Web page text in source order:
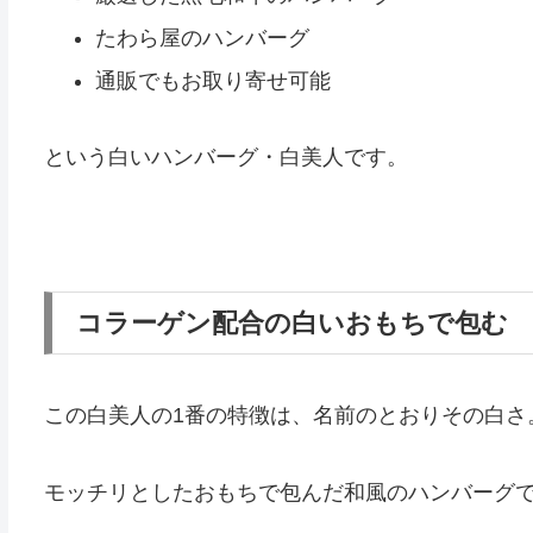
たわら屋のハンバーグ
通販でもお取り寄せ可能
という白いハンバーグ・白美人です。
コラーゲン配合の白いおもちで包む
この白美人の1番の特徴は、名前のとおりその白さ
モッチリとしたおもちで包んだ和風のハンバーグで